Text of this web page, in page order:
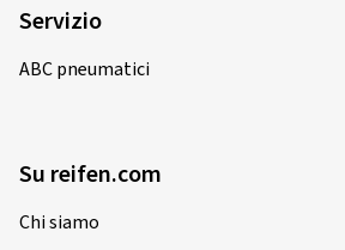
Servizio
ABC pneumatici
Su reifen.com
Chi siamo